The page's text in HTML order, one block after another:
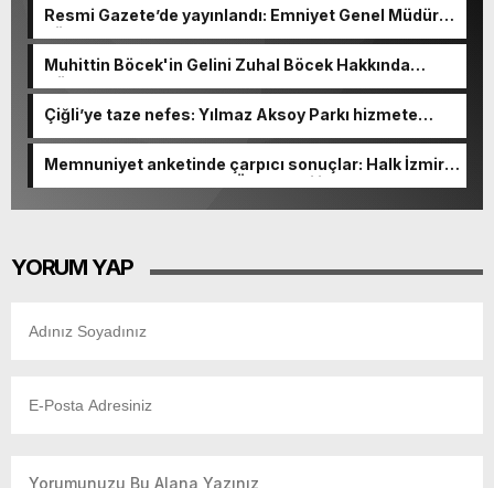
Resmi Gazete’de yayınlandı: Emniyet Genel Müdürü
görevden alındı!
Muhittin Böcek'in Gelini Zuhal Böcek Hakkında
Gözaltı Kararı!
Çiğli’ye taze nefes: Yılmaz Aksoy Parkı hizmete
Memnuniyet anketinde çarpıcı sonuçlar: Halk İzmirli
başkanlardan memnun, Ömer Eşki ilk sırada
YORUM YAP